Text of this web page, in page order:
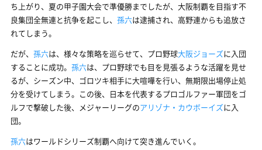
ち上がり、夏の甲子園大会で準優勝までしたが、大阪制覇を目指す不
良集団全無連と抗争を起こし、 孫六は逮捕され、高野連からも追放さ
れてしまう。
だが、 孫六は、様々な策略を巡らせて、プロ野球大阪ジョーズに入団
することに成功。 孫六は、プロ野球でも目を見張るような活躍を見せ
るが、シーズン中、ゴロツキ相手に大喧嘩を行い、無期限出場停止処
分を受けてしまう。この後、日本を代表するプロゴルファー軍団をゴ
ルフで撃破した後、メジャーリーグのアリゾナ・カウボーイズに入
団。
孫六はワールドシリーズ制覇へ向けて突き進んでいく。